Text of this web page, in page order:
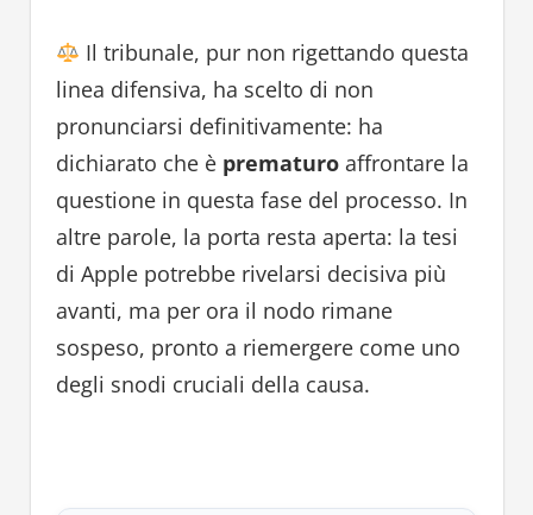
Il tribunale, pur non rigettando questa
linea difensiva, ha scelto di non
pronunciarsi definitivamente: ha
dichiarato che è prematuroaffrontare la
questione in questa fase del processo. In
altre parole, la porta resta aperta: la tesi
di Apple potrebbe rivelarsi decisiva più
avanti, ma per ora il nodo rimane
sospeso, pronto a riemergere come uno
degli snodi cruciali della causa.